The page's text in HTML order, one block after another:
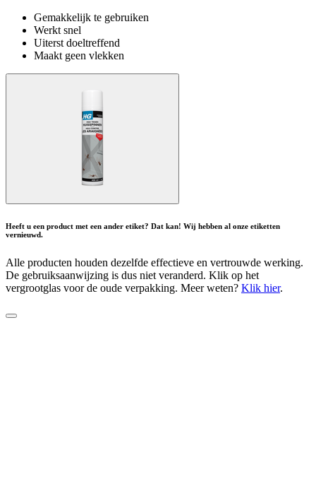
Gemakkelijk te gebruiken
Werkt snel
Uiterst doeltreffend
Maakt geen vlekken
Heeft u een product met een ander etiket? Dat kan! Wij hebben al onze etiketten
vernieuwd.
Alle producten houden dezelfde effectieve en vertrouwde werking.
De gebruiksaanwijzing is dus niet veranderd. Klik op het
vergrootglas voor de oude verpakking. Meer weten? Klik hier.